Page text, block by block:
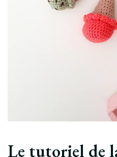
Le tutoriel de